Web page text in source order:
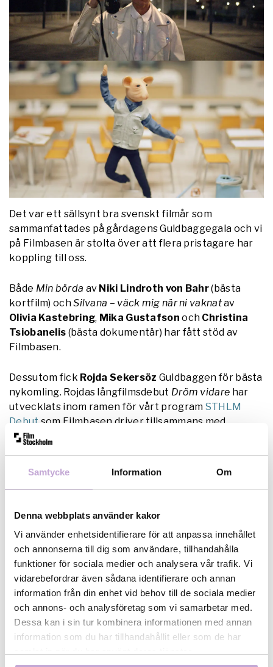
Samtycke Information Om
Denna webbplats använder kakor
Vi använder enhetsidentifierare för att anpassa innehållet
och annonserna till dig som användare, tillhandahålla
funktioner för sociala medier och analysera vår trafik. Vi
vidarebefordrar även sådana identifierare och annan
information från din enhet vid behov till de sociala medier
och annons- och analysföretag som vi samarbetar med.
Dessa kan i sin tur kombinera informationen med annan
information som du har tillhandahållit eller som de har
Det var ett sällsynt bra svenskt filmår som
sammanfattades på gårdagens Guldbaggegala och vi
på Filmbasen är stolta över att flera pristagare har
koppling till oss.
Både Min börda av Niki Lindroth von Bahr(bästa
kortfilm) ochSilvana – väck mig när ni vaknatav
Olivia Kastebring, Mika Gustafson och Christina
Tsiobanelis (bästa dokumentär) har fått stöd av
Filmbasen.
Dessutom fick Rojda Sekersöz Guldbaggen för bästa
nykomling. Rojdas långfilmsdebut Dröm vidare har
utvecklats inom ramen för vårt program STHLM
Debut som Filmbasen driver tillsammans med
Filmregion Stockholm-Mälardalen och Stockholms
– Det är imponerande att se vilken mognad den nya
karriärer. Vi är stolta över att kunna bidra till deras
Filmbasen/Film Stockholm.
Stort grattis till alla välförtjänta vinnare!